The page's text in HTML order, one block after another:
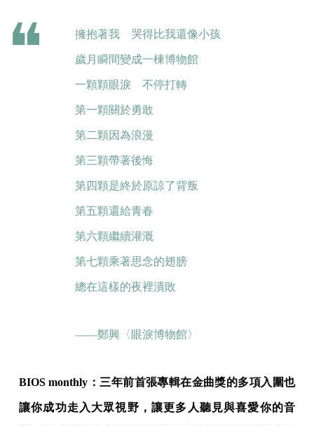
擁抱著我 哭得比我還像小孩
歲月瞬間變成一棟博物館
一顆顆眼淚 不停打轉
第一顆關於勇敢
第二顆因為浪漫
第三顆帶著後悔
第四顆是終於原諒了背叛
第五顆還給青春
第六顆繼續灌溉
第七顆乘著思念的翅膀
總在這樣的夜裡潰敗
——鄭興〈眼淚博物館〉
BIOS monthly：三年前首張專輯在金曲獎的多項入圍也
讓你成功走入大眾視野，讓更多人聽見與喜愛你的音